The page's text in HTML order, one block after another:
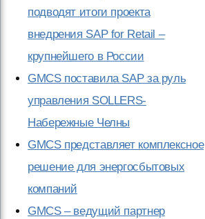
подводят итоги проекта
внедрения SAP for Retail –
крупнейшего в России
GMCS поставила SAP за руль
управления SOLLERS-
Набережные Челны
GMCS представляет комплексное
решение для энергосбытовых
компаний
GMCS – ведущий партнер